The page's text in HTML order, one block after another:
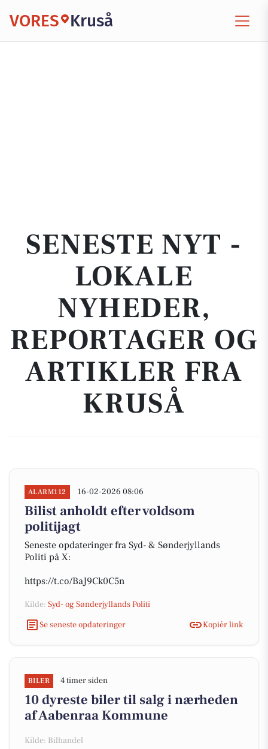
VORES Kruså
SENESTE NYT -
LOKALE
NYHEDER,
REPORTAGER OG
ARTIKLER FRA
KRUSÅ
ALARM112 16-02-2026 08:06
Bilist anholdt efter voldsom
politijagt
Seneste opdateringer fra Syd- & Sønderjyllands
Politi på X:
https://t.co/BaJ9Ck0C5n
Kilde: Syd- og Sønderjyllands Politi
Se seneste opdateringer
Kopiér link
BILER 4 timer siden
10 dyreste biler til salg i nærheden
af Aabenraa Kommune
Kilde: Bilhandel